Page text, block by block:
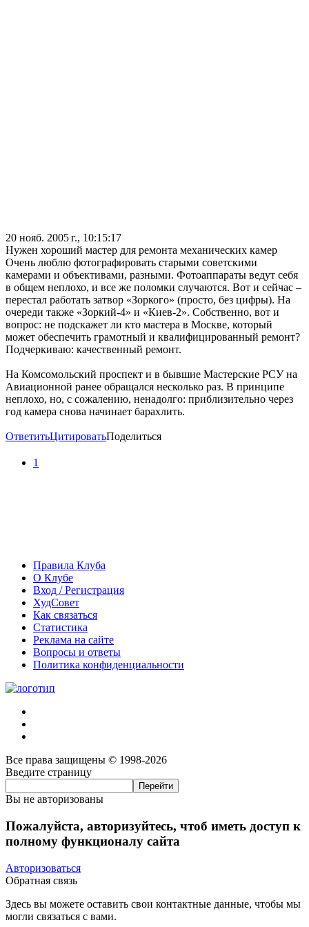
20 нояб. 2005 г., 10:15:17
Нужен хороший мастер для ремонта механических камер
Очень люблю фотографировать старыми советскими
камерами и объективами, разными. Фотоаппараты ведут себя
в общем неплохо, и все же поломки случаются. Вот и сейчас –
перестал работать затвор «Зоркого» (просто, без цифры). На
очереди также «Зоркий-4» и «Киев-2». Собственно, вот и
вопрос: не подскажет ли кто мастера в Москве, который
может обеспечить грамотный и квалифицированный ремонт?
Подчеркиваю: качественный ремонт.
На Комсомольский проспект и в бывшие Мастерские РСУ на
Авиационной ранее обращался несколько раз. В принципе
неплохо, но, с сожалению, ненадолго: приблизительно через
год камера снова начинает барахлить.
ОтветитьЦитироватьПоделиться
1
Правила Клуба
О Клубе
Вход / Регистрация
ХудСовет
Как связаться
Статистика
Реклама на сайте
Вопросы и ответы
Политика конфиденциальности
Все права защищены © 1998-2026
Введите страницу
Вы не авторизованы
Пожалуйста, авторизуйтесь, чтоб иметь доступ к
полному функционалу сайта
Авторизоваться
Обратная связь
Здесь вы можете оставить свои контактные данные, чтобы мы
могли связаться с вами.